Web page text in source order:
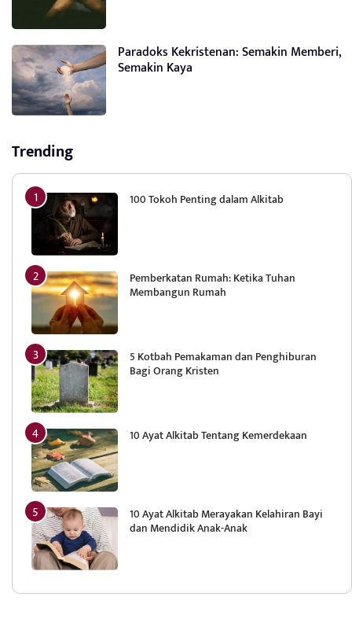
Paradoks Kekristenan: Semakin Memberi,
Semakin Kaya
Trending
100 Tokoh Penting dalam Alkitab
Pemberkatan Rumah: Ketika Tuhan
Membangun Rumah
5 Kotbah Pemakaman dan Penghiburan
Bagi Orang Kristen
10 Ayat Alkitab Tentang Kemerdekaan
10 Ayat Alkitab Merayakan Kelahiran Bayi
dan Mendidik Anak-Anak